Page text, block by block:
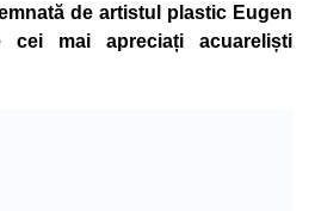
de artistul plastic Eugen
cei mai apreciați acuareliști